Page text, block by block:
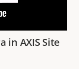
in AXIS Site